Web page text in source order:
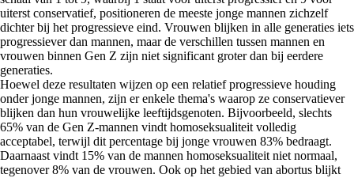
uiterst conservatief, positioneren de meeste jonge mannen zichzelf
dichter bij het progressieve eind. Vrouwen blijken in alle generaties iets
progressiever dan mannen, maar de verschillen tussen mannen en
vrouwen binnen Gen Z zijn niet significant groter dan bij eerdere
generaties.
Hoewel deze resultaten wijzen op een relatief progressieve houding
onder jonge mannen, zijn er enkele thema's waarop ze conservatiever
blijken dan hun vrouwelijke leeftijdsgenoten. Bijvoorbeeld, slechts
65% van de Gen Z-mannen vindt homoseksualiteit volledig
acceptabel, terwijl dit percentage bij jonge vrouwen 83% bedraagt.
Daarnaast vindt 15% van de mannen homoseksualiteit niet normaal,
tegenover 8% van de vrouwen. Ook op het gebied van abortus blijkt